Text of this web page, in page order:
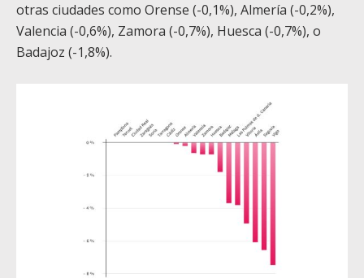
otras ciudades como Orense (-0,1%), Almería (-0,2%),
Valencia (-0,6%), Zamora (-0,7%), Huesca (-0,7%), o
Badajoz (-1,8%).